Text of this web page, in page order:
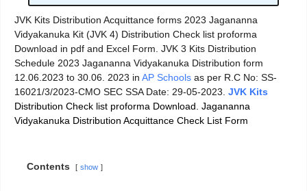
JVK Kits Distribution Acquittance forms 2023 Jagananna
Vidyakanuka Kit (JVK 4) Distribution Check list proforma
Download in pdf and Excel Form. JVK 3 Kits Distribution
Schedule 2023 Jagananna Vidyakanuka Distribution form
12.06.2023 to 30.06. 2023 in AP Schools as per R.C No: SS-
16021/3/2023-CMO SEC SSA Date: 29-05-2023. JVK Kits
Distribution Check list proforma Download. Jagananna
Vidyakanuka Distribution Acquittance Check List Form
Contents show